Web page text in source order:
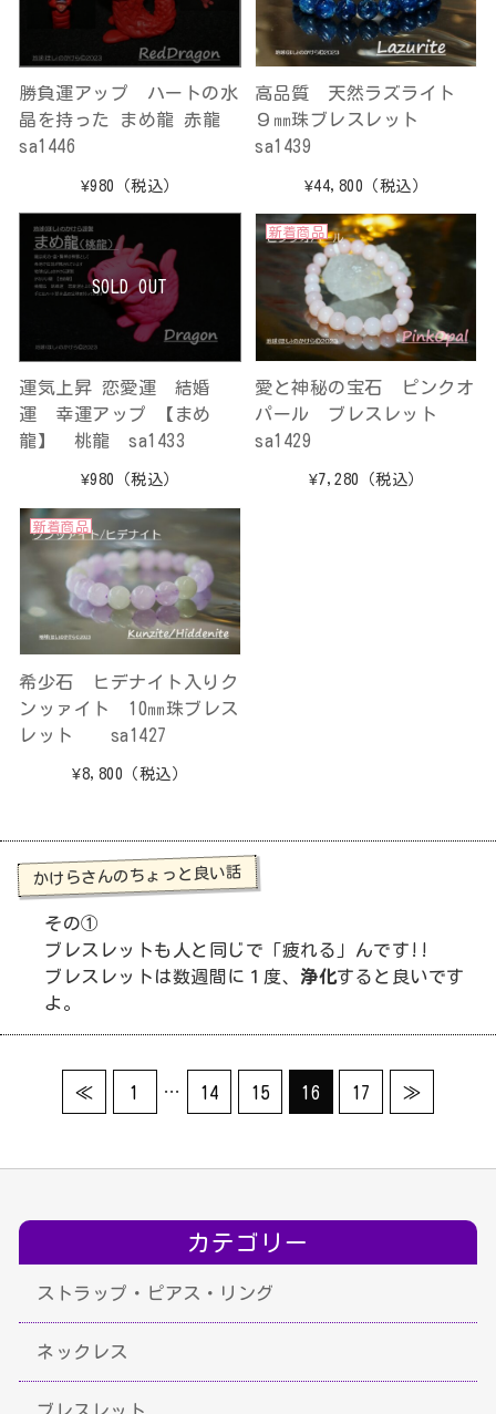
勝負運アップ ハートの水
晶を持った まめ龍 赤龍
sa1446
¥980 （税込）
高品質 天然ラズライト
９㎜珠ブレスレット
sa1439
¥44,800 （税込）
SOLD OUT
運気上昇 恋愛運 結婚
運 幸運アップ 【まめ
龍】 桃龍 sa1433
¥980 （税込）
新着商品
愛と神秘の宝石 ピンクオ
パール ブレスレット
sa1429
¥7,280 （税込）
新着商品
希少石 ヒデナイト入りク
ンッァイト 10㎜珠ブレス
レット sa1427
¥8,800 （税込）
かけらさんのちょっと良い話
その①
ブレスレットも人と同じで「疲れる」んです!!
ブレスレットは数週間に１度、 浄化すると良いです
よ。
≪ 1 … 14 15 16 17 ≫
カテゴリー
ストラップ・ピアス・リング
ネックレス
ブレスレット